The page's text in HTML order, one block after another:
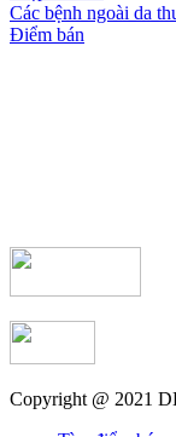
Các bệnh ngoài da
Điểm bán
Copyright @ 2021